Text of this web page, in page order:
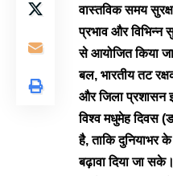
वास्तविक समय
प्रभाव और विभिन्न
से आयोजित किया
बल, भारतीय तट
और जिला प्रशासन
विश्व मधुमेह दिवस
है, ताकि दुनियाभर
बढ़ावा दिया जा